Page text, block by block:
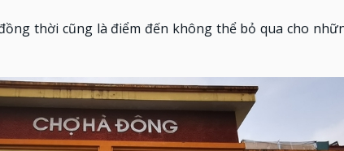
thời cũng là điểm đến không thể bỏ qua cho